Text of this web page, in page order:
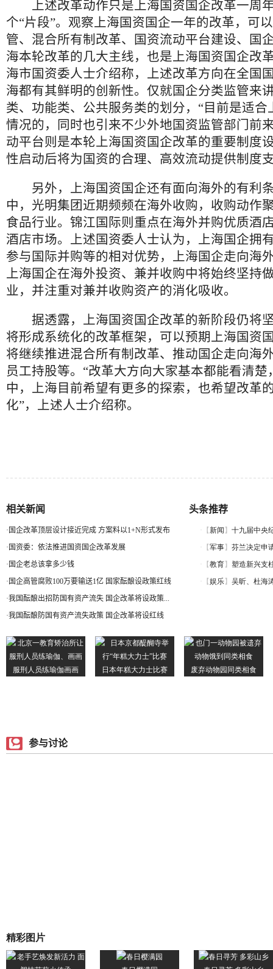
上述改革动作只是上海国资国企改革一周
个“片段”。观察上海国资国企一年的改革，可
管、混合所有制改革、国资流动平台建设、国
海本轮改革的几大主线，也是上海国资国企改
海市国资委人士介绍称，上述改革方向在全国
海都有其鲜明的创新性。仅就国企分类监管来
类、功能类、公共服务类的划分，“目前是适合
情况的，同时也引来不少外地国资监管部门前
动平台则是本轮上海国资国企改革的重要制度
性启动后将为国资的合理、高效流动提供制度
另外，上海国资国企还有面向海外的有利
中，光明集团近期频频在海外收购，收购动
食品行业。锦江国际则重点在海外并购优质酒
酒店市场。上述国资委人士认为，上海国企拥
参与国际并购等的相对优势，上海国企走向海
上海国企在海外投资、兼并收购中将始终坚持
业，并注重对兼并收购资产的消化吸收。
据透露，上海国资国企改革的新阶段仍将
将形成系统化的改革框架，可以预期上海国资
将继续推进混合所有制改革、推动国企走向海
员工持股等。“改革大方向大家基本都能看清楚
中，上海目前希望有更多的探索，也希望改革
化”，上述人士介绍称。
相关新闻
· 国企改革顶层设计接近完成 方案料以1+N形式发布
· 国资委：依法推进国资国企改革发展
· 国企老总该拿多少钱
· 国企高管腐败100万要输送1亿 国家酝酿设政策红线
·我国酝酿出招防国有资产流失 国企改革将设政策...
·我国酝酿防国有资产流失政策 国企改革将设红线
头条推荐
参与讨论